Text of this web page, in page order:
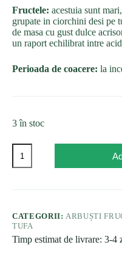
Fructele: acestuia sunt
grupate in ciorchini desi pe
de masa cu gust dulce
un raport echilibrat intre
Perioada de coacere: la
3 în stoc
Cantitate
Coacăz
negru
Othello,
CATEGORII:ARBUȘTI
TUFA
Timp estimat de livrare: 3-4